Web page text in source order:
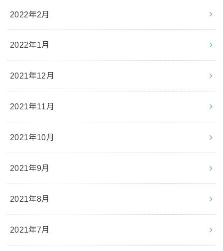
2022年2月
2022年1月
2021年12月
2021年11月
2021年10月
2021年9月
2021年8月
2021年7月